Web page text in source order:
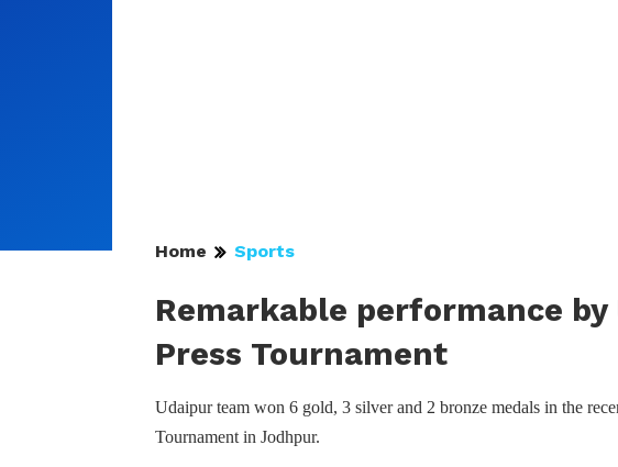
Home Sports
Remarkable performance
Press Tournament
Udaipur team won 6 gold, 3 silver and 2 bronze medals in the
Tournament in Jodhpur.